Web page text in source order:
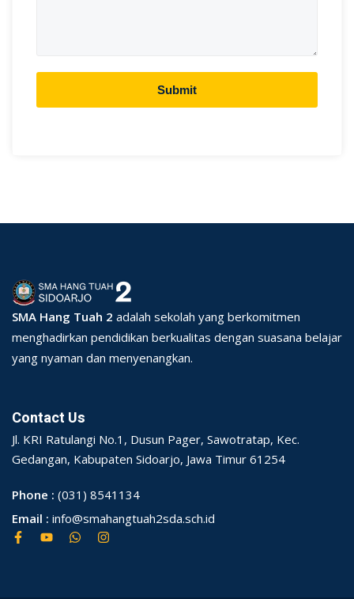
SMA Hang Tuah 2 adalah sekolah yang berkomitmen
menghadirkan pendidikan berkualitas dengan suasana belajar
yang nyaman dan menyenangkan.
Contact Us
Jl. KRI Ratulangi No.1, Dusun Pager, Sawotratap, Kec.
Gedangan, Kabupaten Sidoarjo, Jawa Timur 61254
Phone : (031) 8541134
Email : info@smahangtuah2sda.sch.id